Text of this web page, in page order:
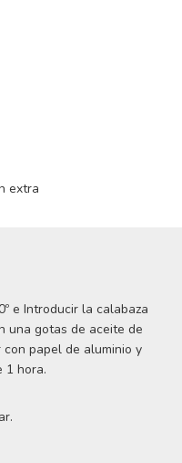
extra
e Introducir la calabaza
una gotas de aceite de
papel de aluminio y
1 hora.